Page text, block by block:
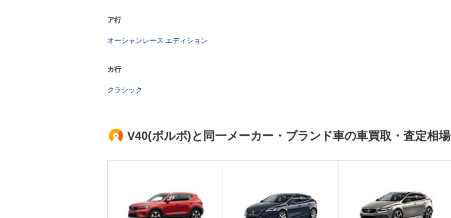
ア行
オーシャンレース エディション
カ行
クラシック
V40(ボルボ)と同一メーカー・ブランド車の車買取・査定相場